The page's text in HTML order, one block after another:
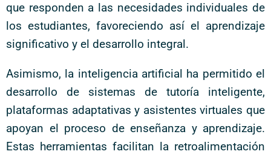
que responden a las necesidades individuales de
los estudiantes, favoreciendo así el aprendizaje
significativo y el desarrollo integral.
Asimismo, la inteligencia artificial ha permitido el
desarrollo de sistemas de tutoría inteligente,
plataformas adaptativas y asistentes virtuales que
apoyan el proceso de enseñanza y aprendizaje.
Estas herramientas facilitan la retroalimentación